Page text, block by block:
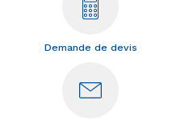
Demande de devis